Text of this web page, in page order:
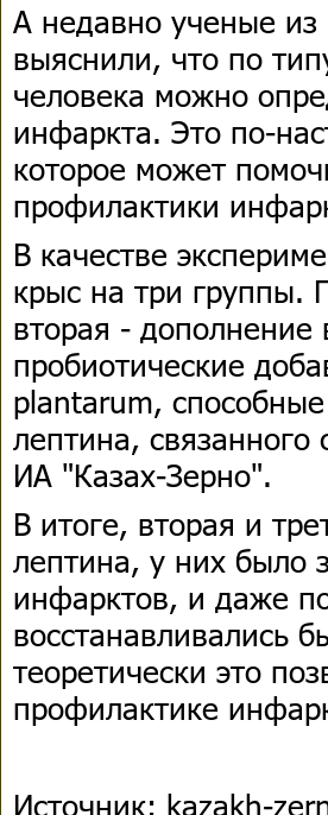
А недавно ученые
выяснили, что по
человека можно
инфаркта. Это по-
которое может
профилактики
В качестве
крыс на три группы.
вторая - дополнение
пробиотические
plantarum,
лептина,
ИА "Казах-Зерно".
В итоге, вторая и
лептина, у них было
инфарктов, и даже
восстанавливались
теоретически это
профилактике
Источник: kazakh-